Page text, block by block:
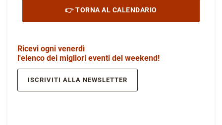
👉 TORNA AL CALENDARIO
Ricevi ogni venerdì
l'elenco dei migliori eventi del weekend!
ISCRIVITI ALLA NEWSLETTER